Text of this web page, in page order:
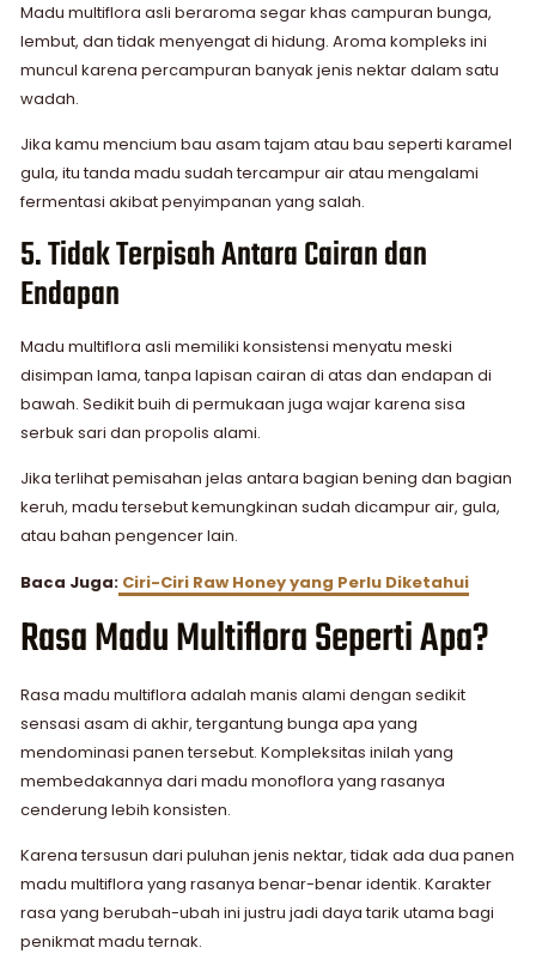
Madu multiflora asli beraroma segar khas campuran bunga,
lembut, dan tidak menyengat di hidung. Aroma kompleks ini
muncul karena percampuran banyak jenis nektar dalam satu
wadah.
Jika kamu mencium bau asam tajam atau bau seperti karamel
gula, itu tanda madu sudah tercampur air atau mengalami
fermentasi akibat penyimpanan yang salah.
5. Tidak Terpisah Antara Cairan dan
Endapan
Madu multiflora asli memiliki konsistensi menyatu meski
disimpan lama, tanpa lapisan cairan di atas dan endapan di
bawah. Sedikit buih di permukaan juga wajar karena sisa
serbuk sari dan propolis alami.
Jika terlihat pemisahan jelas antara bagian bening dan bagian
keruh, madu tersebut kemungkinan sudah dicampur air, gula,
atau bahan pengencer lain.
Baca Juga: Ciri-Ciri Raw Honey yang Perlu Diketahui
Rasa Madu Multiflora Seperti Apa?
Rasa madu multiflora adalah manis alami dengan sedikit
sensasi asam di akhir, tergantung bunga apa yang
mendominasi panen tersebut. Kompleksitas inilah yang
membedakannya dari madu monoflora yang rasanya
cenderung lebih konsisten.
Karena tersusun dari puluhan jenis nektar, tidak ada dua panen
madu multiflora yang rasanya benar-benar identik. Karakter
rasa yang berubah-ubah ini justru jadi daya tarik utama bagi
penikmat madu ternak.